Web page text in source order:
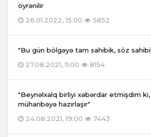
öyrənilir
26.01.2022, 15:00
5852
"Bu gün bölgəyə tam sahibik, söz
27.08.2021, 11:00
8154
"Beynəlxalq birliyi xəbərdar etmişdim
müharibəyə hazırlaşır"
24.08.2021, 19:00
7443